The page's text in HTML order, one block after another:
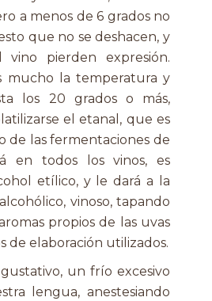
a menos de 6 grados no
que no se deshacen, y
vino pierden expresión.
mucho la temperatura y
los 20 grados o más,
el etanal, que es
de las fermentaciones de
en todos los vinos, es
etílico, y le dará a la
vinoso, tapando
propios de las uvas
de elaboración utilizados.
un frío excesivo
lengua, anestesiando